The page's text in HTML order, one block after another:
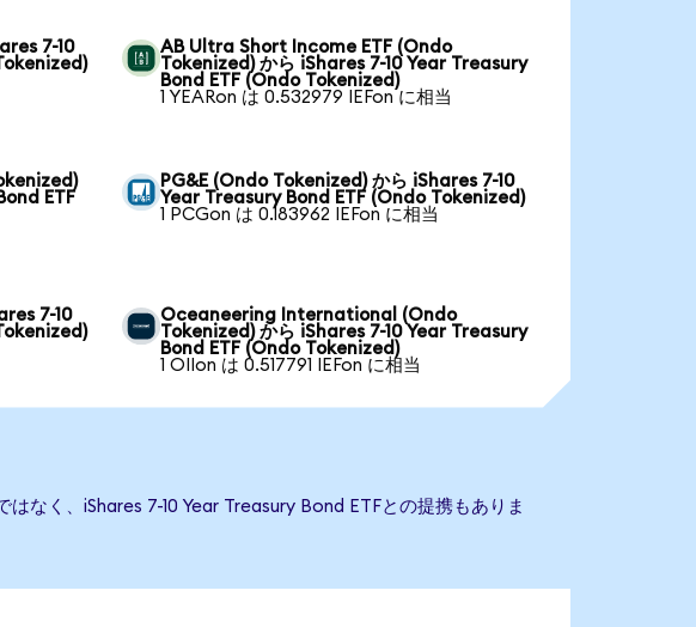
7-10
AB Ultra Short Income ETF (Ondo
Tokenized) から iShares 7-10 Year Treasury
Bond ETF (Ondo Tokenized)
1 YEARon は 0.532979 IEFon に相当
ETF
PG&E (Ondo Tokenized) から iShares 7-10
Year Treasury Bond ETF (Ondo Tokenized)
1 PCGon は 0.183962 IEFon に相当
7-10
Oceaneering International (Ondo
Tokenized) から iShares 7-10 Year Treasury
Bond ETF (Ondo Tokenized)
1 OIIon は 0.517791 IEFon に相当
なく、iShares 7-10 Year Treasury Bond ETFとの提携もありま